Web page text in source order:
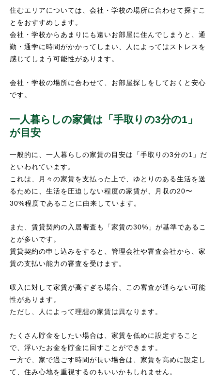
住むエリアについては、会社・学校の場所に合わせて探すこ
とをおすすめします。
会社・学校からあまりにも遠いお部屋に住んでしまうと、通
勤・通学に時間がかかってしまい、人によってはストレスを
感じてしまう可能性があります。
会社・学校の場所に合わせて、お部屋探しをしておくと安心
です。
一人暮らしの家賃は「手取りの3分の1」
が目安
一般的に、一人暮らしの家賃の目安は「手取りの3分の1」だ
といわれています。
これは、月々の家賃を支払った上で、ゆとりのある生活を送
るために、生活を圧迫しない程度の家賃が、月収の20〜
30%程度であることに由来しています。
また、賃貸契約の入居審査も「家賃の30%」が基準であるこ
とが多いです。
賃貸契約の申し込みをすると、管理会社や審査会社から、家
賃の支払い能力の審査を受けます。
収入に対して家賃が高すぎる場合、この審査が通らない可能
性があります。
ただし、人によって理想の家賃は異なります。
たくさん貯金をしたい場合は、家賃を低めに設定すること
で、浮いたお金を貯金に回すことができます。
一方で、家で過ごす時間が長い場合は、家賃を高めに設定し
て、住み心地を重視するのもいいかもしれません。